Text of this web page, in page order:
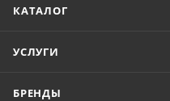
КАТАЛОГ
УСЛУГИ
БРЕНДЫ